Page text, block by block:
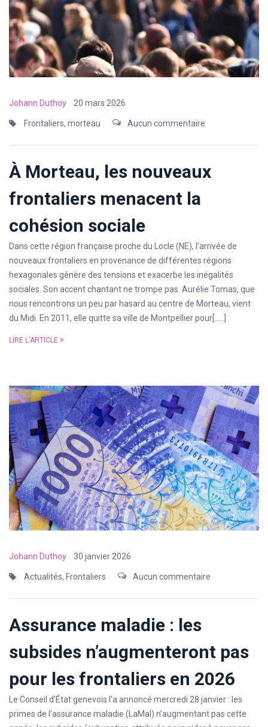
Johann Duthoy 20 mars 2026
Frontaliers, morteau Aucun commentaire
À Morteau, les nouveaux
frontaliers menacent la
cohésion sociale
Dans cette région française proche du Locle (NE), l’arrivée de
nouveaux frontaliers en provenance de différentes régions
hexagonales génère des tensions et exacerbe les inégalités
sociales. Son accent chantant ne trompe pas. Aurélie Tomas, que
nous rencontrons un peu par hasard au centre de Morteau, vient
du Midi. En 2011, elle quitte sa ville de Montpellier pour[…..]
LIRE L'ARTICLE
Johann Duthoy 30 janvier 2026
Actualités, Frontaliers Aucun commentaire
Assurance maladie : les
subsides n’augmenteront pas
pour les frontaliers en 2026
Le Conseil d’État genevois l’a annoncé mercredi 28 janvier : les
primes de l’assurance maladie (LaMal) n’augmentant pas cette